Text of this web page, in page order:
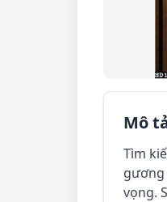
Mô
Tìm
gương
vọng.